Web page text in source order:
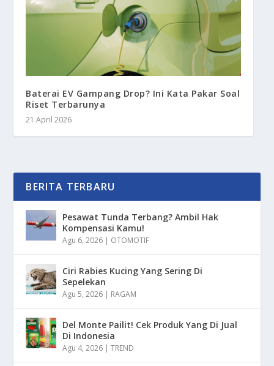
Baterai EV Gampang Drop? Ini Kata Pakar Soal
Riset Terbarunya
21 April 2026
BERITA TERBARU
Pesawat Tunda Terbang? Ambil Hak
Kompensasi Kamu!
Agu 6, 2026 | OTOMOTIF
Ciri Rabies Kucing Yang Sering Di
Sepelekan
Agu 5, 2026 | RAGAM
Del Monte Pailit! Cek Produk Yang Di Jual
Di Indonesia
Agu 4, 2026 |TREND